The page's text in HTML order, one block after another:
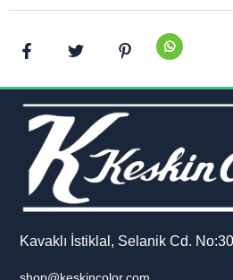
Kavaklı İstiklal, Selanik Cd.
shop@keskincolor.com